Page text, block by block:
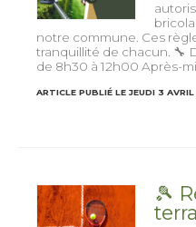
notre commune. Ces
tranquillité de chacun. 🔧
de 8h30 à 12h00 Après-
ARTICLE PUBLIÉ LE JEUDI 3
🎾